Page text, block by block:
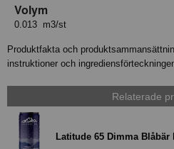
Volym
0.013 m3/st
Produktfakta och
instruktioner och
Relaterade
Latitude 65 Dimma Blåbär